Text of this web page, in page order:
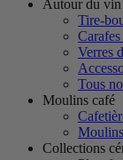
Autour du vin
Tire-
Verres
Tous
Moulins café
Collections